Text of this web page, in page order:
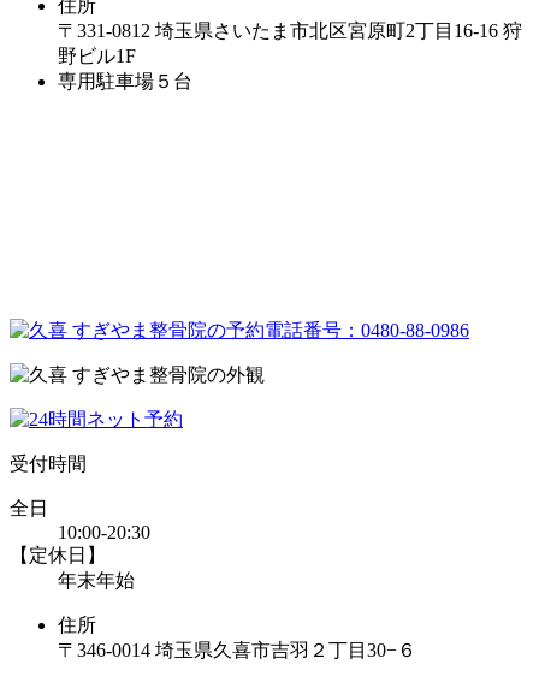
住所
〒331-0812 埼玉県さいたま市北区宮原町2丁目16-16 狩
野ビル1F
専用駐車場５台
受付時間
全日
10:00-20:30
【定休日】
年末年始
住所
〒346-0014 埼玉県久喜市吉羽２丁目30−６